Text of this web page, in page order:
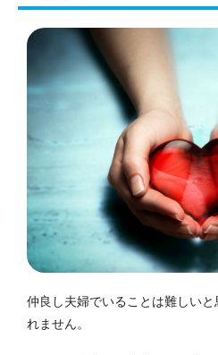
仲良し夫婦でいることは難しい
れません。